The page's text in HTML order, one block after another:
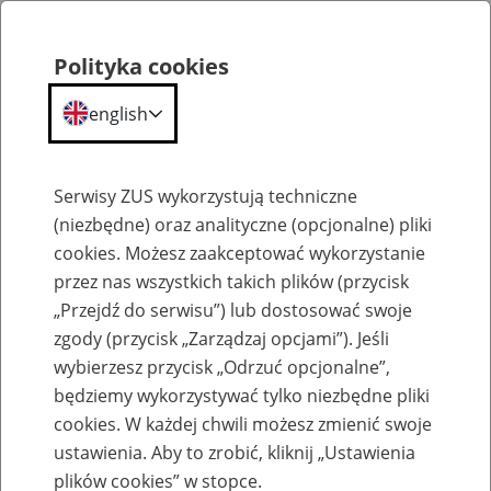
Szkolenia
Zaproś ZUS do siebie: Aktywni 50+
Polityka cookies
english
Serwisy ZUS wykorzystują techniczne
(niezbędne) oraz analityczne (opcjonalne) pliki
cookies. Możesz zaakceptować wykorzystanie
przez nas wszystkich takich plików (przycisk
„Przejdź do serwisu”) lub dostosować swoje
zgody (przycisk „Zarządzaj opcjami”). Jeśli
wybierzesz przycisk „Odrzuć opcjonalne”,
będziemy wykorzystywać tylko niezbędne pliki
cookies. W każdej chwili możesz zmienić swoje
ustawienia. Aby to zrobić, kliknij „Ustawienia
plików cookies” w stopce.